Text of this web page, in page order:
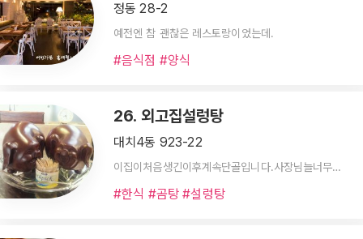
정동 28-2
예전엔 참 괜찮은 레스토랑이었는데.
#음식점 #양식
26. 외고집설렁탕
대치4동 923-22
이집이처음생긴이후계속단골입니다.사장님늘너무나친절하시고,익은김치도너무맛있습니당.특히육계장강추요!와존강추!
#한식 #곰탕 #설렁탕